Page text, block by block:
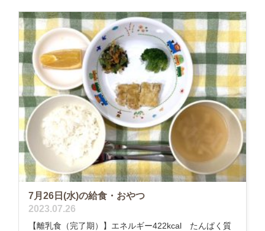
7月26日(水)の給食・おやつ
2023.07.26
【離乳食（完了期）】エネルギー422kcal たんぱく質